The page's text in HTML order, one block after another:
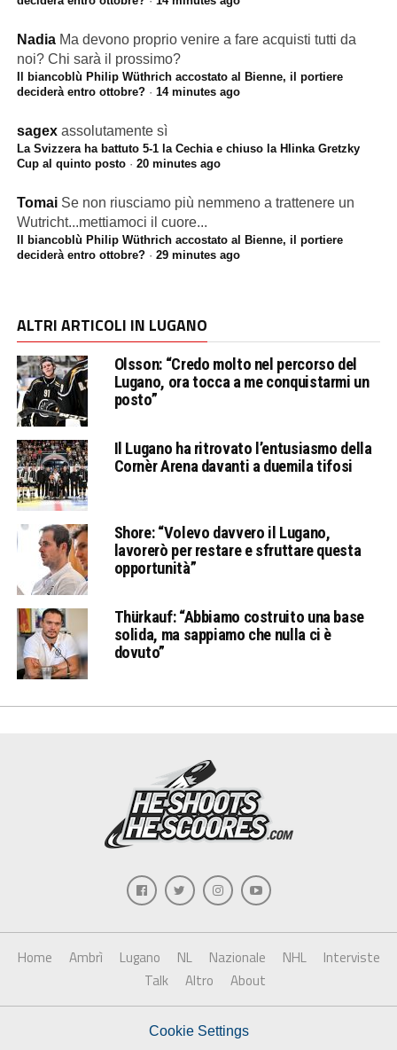
Nadia Ma devono proprio venire a fare acquisti tutti da
noi? Chi sarà il prossimo?
Il biancoblù Philip Wüthrich accostato al Bienne, il portiere
deciderà entro ottobre?· 14 minutes ago
sagex assolutamente sì
La Svizzera ha battuto 5-1 la Cechia e chiuso la Hlinka Gretzky
Cup al quinto posto· 20 minutes ago
Tomai Se non riusciamo più nemmeno a trattenere un
Wutricht...mettiamoci il cuore...
Il biancoblù Philip Wüthrich accostato al Bienne, il portiere
deciderà entro ottobre?· 29 minutes ago
ALTRI ARTICOLI IN LUGANO
Olsson: “Credo molto nel percorso del
Lugano, ora tocca a me conquistarmi un
posto”
Il Lugano ha ritrovato l’entusiasmo della
Cornèr Arena davanti a duemila tifosi
Shore: “Volevo davvero il Lugano,
lavorerò per restare e sfruttare questa
opportunità”
Thürkauf: “Abbiamo costruito una base
solida, ma sappiamo che nulla ci è
dovuto”
Home Ambrì Lugano NL Nazionale NHL
Interviste
Talk
Altro About
Cookie Settings